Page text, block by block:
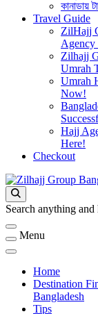
কানাডায়
Travel Guide
ZilHajj
Agency
Zilhajj
Umrah
Umrah
Now!
Hajj
Here!
Checkout
জিলহজ্জ গ্রুপ বাংলাদেশ
Best Hajj Umrah
Looking
Something?
Search anything and
Menu
Home
Destination
Bangladesh
Tips